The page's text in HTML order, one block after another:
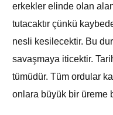
erkekler elinde olan
tutacaktır çünkü
nesli kesilecektir. Bu
savaşmaya iticektir.
tümüdür. Tüm ordular
onlara büyük bir üreme